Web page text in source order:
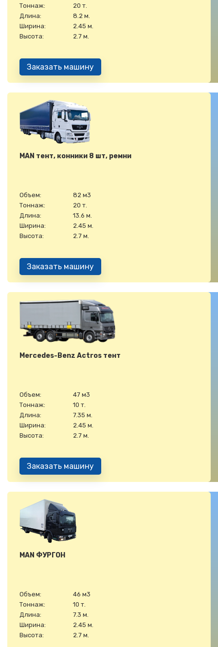
Тоннаж:
20 т.
Длина:
8.2 м.
Ширина:
2.45 м.
Высота:
2.7 м.
Заказать машину
MAN тент, конники 8 шт, ремни
Объем:
82 м3
Тоннаж:
20 т.
Длина:
13.6 м.
Ширина:
2.45 м.
Высота:
2.7 м.
Заказать машину
Mercedes-Benz Actros тент
Объем:
47 м3
Тоннаж:
10 т.
Длина:
7.35 м.
Ширина:
2.45 м.
Высота:
2.7 м.
Заказать машину
MAN ФУРГОН
Объем:
46 м3
Тоннаж:
10 т.
Длина:
7.3 м.
Ширина:
2.45 м.
Высота:
2.7 м.